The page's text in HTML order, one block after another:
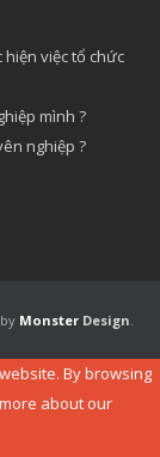
việc tổ chức
mình ?
nghiệp ?
MonsterDesign
By browsing
about our